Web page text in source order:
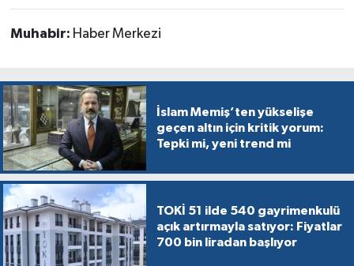
Muhabir: Haber Merkezi
İslam Memiş’ten yükselişe
geçen altın için kritik yorum:
Tepki mi, yeni trend mi
TOKİ 51 ilde 540 gayrimenkulü
açık artırmayla satıyor: Fiyatlar
700 bin liradan başlıyor